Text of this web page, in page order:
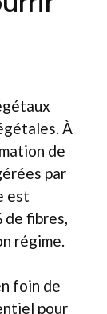
À
de
par
est
de fibres,
régime.
foin de
pour